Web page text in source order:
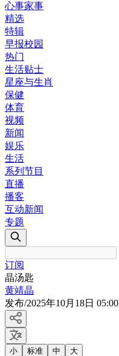
心事家事
精选
特辑
早报校园
热门
生活贴士
星座与生肖
保健
体育
视频
新闻
娱乐
生活
系列节目
直播
播客
互动新闻
专题
订阅
晶汤匙
黄靖晶
发布/2025年10月18日 05:00
小 标准 中 大